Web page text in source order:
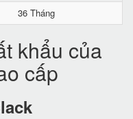
36 Tháng
khẩu của
cấp